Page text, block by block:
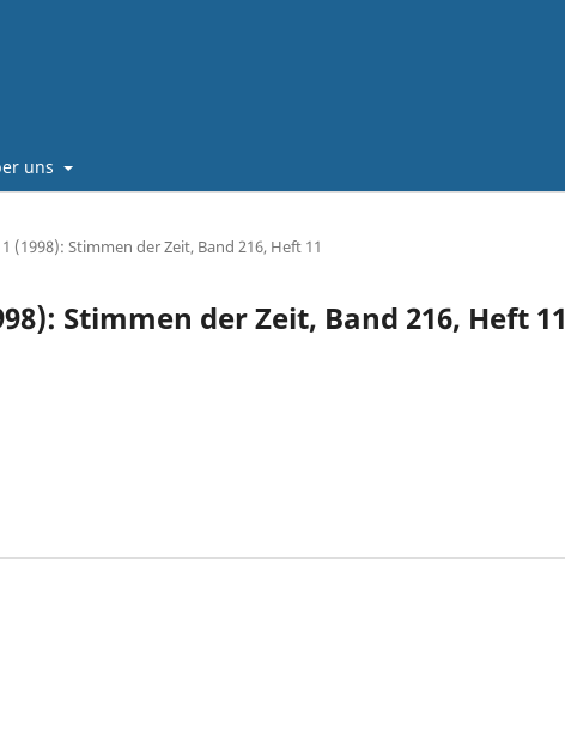
uns
(1998): Stimmen der Zeit, Band 216, Heft 11
Stimmen der Zeit, Band 216, Heft 11